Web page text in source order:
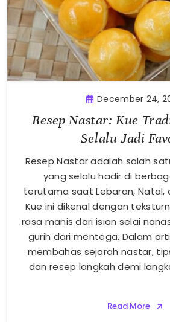
December 24,
Resep Nastar: Kue
Selalu Jadi
Resep Nastar adalah salah
yang selalu hadir di
terutama saat Lebaran, Natal,
Kue ini dikenal dengan
rasa manis dari isian selai
gurih dari mentega. Dalam
membahas sejarah nastar,
dan resep langkah demi
Read More